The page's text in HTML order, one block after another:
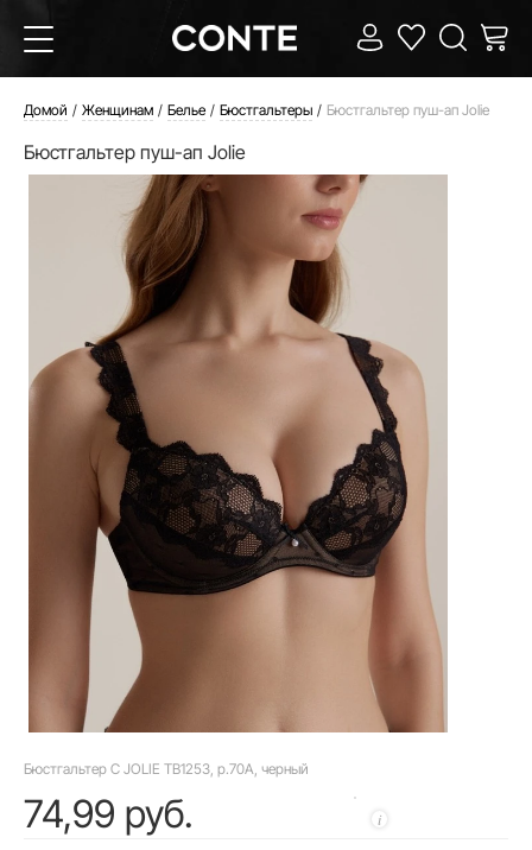
Домой Женщинам Белье Бюстгальтеры Бюстгальтер пуш-ап Jolie
Бюстгальтер пуш-ап Jolie
Бюстгальтер C JOLIE TB1253, р.70A, черный
74,99 руб.